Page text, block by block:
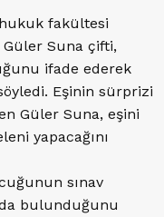
fakültesi
Suna çifti,
ifade ederek
Eşinin sürprizi
Güler Suna, eşini
yapacağını
sınav
bulunduğunu